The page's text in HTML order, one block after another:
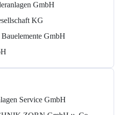
GmbH
KG
GmbH
Service GmbH